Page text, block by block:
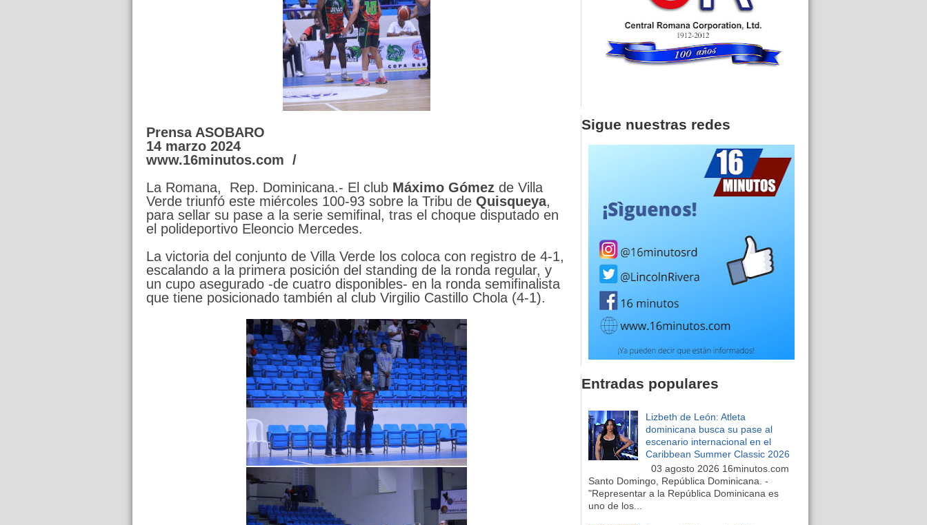
Prensa ASOBARO
14 marzo 2024
www.16minutos.com /
La Romana, Rep. Dominicana.- El club Máximo Gómez de Villa
Verde triunfó este miércoles 100-93 sobre la Tribu de Quisqueya,
para sellar su pase a la serie semifinal, tras el choque disputado en
el polideportivo Eleoncio Mercedes.
La victoria del conjunto de Villa Verde los coloca con registro de 4-1,
escalando a la primera posición del standing de la ronda regular, y
un cupo asegurado -de cuatro disponibles- en la ronda semifinalista
que tiene posicionado también al club Virgilio Castillo Chola (4-1).
Sigue nuestras redes
Entradas populares
Lizbeth de León: Atleta
dominicana busca su pase al
escenario internacional en el
Caribbean Summer Classic 2026
03 agosto 2026 16minutos.com
Santo Domingo, República Dominicana. -
"Representar a la República Dominicana es
uno de los...